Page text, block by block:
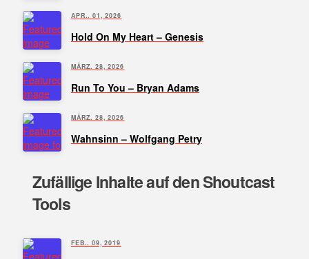
APR.. 01, 2026
Hold On My Heart – Genesis
MÄRZ. 28, 2026
Run To You – Bryan Adams
MÄRZ. 28, 2026
Wahnsinn – Wolfgang Petry
Zufällige Inhalte auf den Shoutcast
Tools
FEB.. 09, 2019